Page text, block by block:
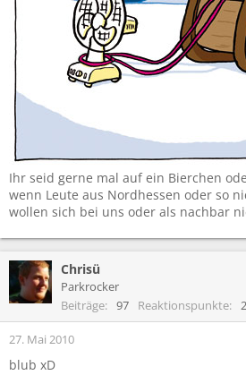
Ihr seid gerne mal auf ein Bierchen
wenn Leute aus Nordhessen oder so
wollen sich bei uns oder als nachbar
Chrisü
Parkrocker
Beiträge
97 Reaktionspunkte 2
27. Mai 2010
blub xD